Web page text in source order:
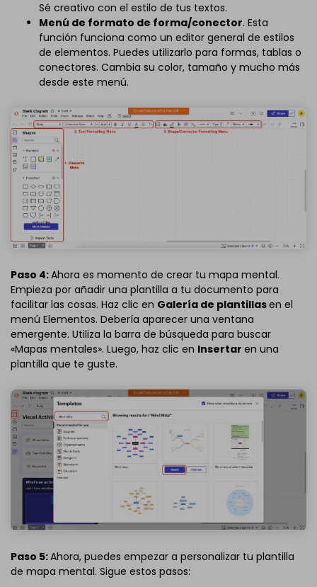
Sé creativo con el estilo de tus textos.
Menú de formato de forma/conector. Esta
función funciona como un editor general de estilos
de elementos. Puedes utilizarlo para formas, tablas o
conectores. Cambia su color, tamaño y mucho más
desde este menú.
Paso 4:Ahora es momento de crear tu mapa mental.
Empieza por añadir una plantilla a tu documento para
facilitar las cosas. Haz clic en Galería de plantillasen el
menú Elementos. Debería aparecer una ventana
emergente. Utiliza la barra de búsqueda para buscar
«Mapas mentales». Luego, haz clic en Insertar en una
plantilla que te guste.
Paso 5:Ahora, puedes empezar a personalizar tu plantilla
de mapa mental. Sigue estos pasos: